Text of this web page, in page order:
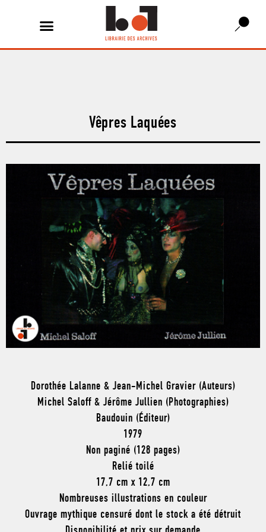
Vêpres Laquées
Dorothée Lalanne & Jean-Michel Gravier (Auteurs)
Michel Saloff & Jérôme Jullien (Photographies)
Baudouin (Éditeur)
1979
Non paginé (128 pages)
Relié toilé
17,7 cm x 12,7 cm
Nombreuses illustrations en couleur
Ouvrage mythique censuré dont le stock a été détruit